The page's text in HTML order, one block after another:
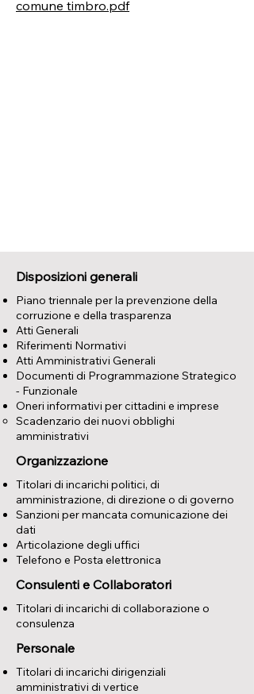
comune timbro.pdf
Disposizioni generali
Piano triennale per la prevenzione della
corruzione e della trasparenza
Atti Generali
Riferimenti Normativi
Atti Amministrativi Generali
Documenti di Programmazione Strategico
- Funzionale
Oneri informativi per cittadini e imprese
Scadenzario dei nuovi obblighi
amministrativi
Organizzazione
Titolari di incarichi politici, di
amministrazione, di direzione o di governo
Sanzioni per mancata comunicazione dei
dati
Articolazione degli uffici
Telefono e Posta elettronica
Consulenti e Collaboratori
Titolari di incarichi di collaborazione o
consulenza
Personale
Titolari di incarichi dirigenziali
amministrativi di vertice